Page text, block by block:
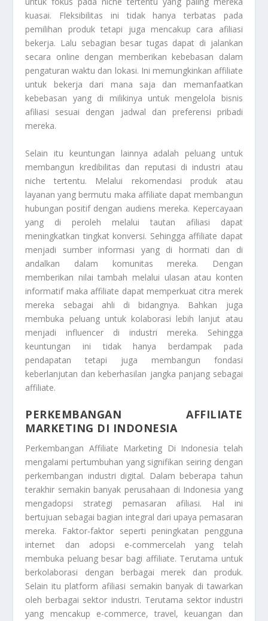
kuasai. Fleksibilitas ini tidak hanya terbatas pada
pemilihan produk tetapi juga mencakup cara afiliasi
bekerja. Lalu sebagian besar tugas dapat di jalankan
secara online dengan memberikan kebebasan dalam
pengaturan waktu dan lokasi. Ini memungkinkan affiliate
untuk bekerja dari mana saja dan memanfaatkan
kebebasan yang di milikinya untuk mengelola bisnis
afiliasi sesuai dengan jadwal dan preferensi pribadi
mereka.
Selain itu keuntungan lainnya adalah peluang untuk
membangun kredibilitas dan reputasi di industri atau
niche tertentu. Melalui rekomendasi produk atau
layanan yang bermutu maka affiliate dapat membangun
hubungan positif dengan audiens mereka. Kepercayaan
yang di peroleh melalui tautan afiliasi dapat
meningkatkan tingkat konversi. Sehingga affiliate dapat
menjadi sumber informasi yang di hormati dan di
andalkan dalam komunitas mereka. Dengan
memberikan nilai tambah melalui ulasan atau konten
informatif maka affiliate dapat memperkuat citra merek
mereka sebagai ahli di bidangnya. Bahkan juga
membuka peluang untuk kolaborasi lebih lanjut atau
menjadi influencer di industri mereka. Sehingga
keuntungan ini tidak hanya berdampak pada
pendapatan tetapi juga membangun fondasi
keberlanjutan dan keberhasilan jangka panjang sebagai
affiliate.
PERKEMBANGAN AFFILIATE
MARKETING DI INDONESIA
Perkembangan Affiliate Marketing Di Indonesia telah
mengalami pertumbuhan yang signifikan seiring dengan
perkembangan industri digital. Dalam beberapa tahun
terakhir semakin banyak perusahaan di Indonesia yang
mengadopsi strategi pemasaran afiliasi. Hal ini
bertujuan sebagai bagian integral dari upaya pemasaran
mereka. Faktor-faktor seperti peningkatan pengguna
internet dan adopsi e-commercelah yang telah
membuka peluang besar bagi affiliate. Terutama untuk
berkolaborasi dengan berbagai merek dan produk.
Selain itu platform afiliasi semakin banyak di tawarkan
oleh berbagai sektor industri. Terutama sektor industri
yang mencakup e-commerce, travel, keuangan dan